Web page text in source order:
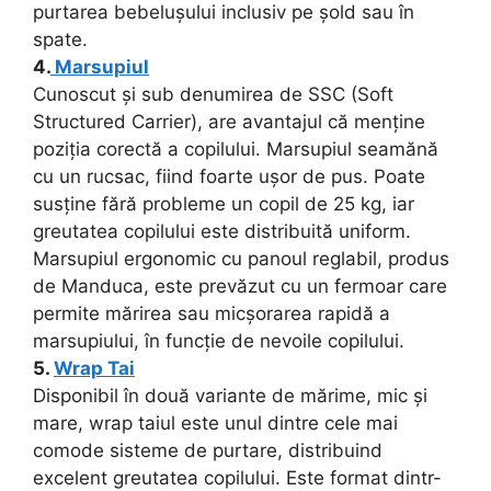
purtarea bebelușului inclusiv pe șold sau în
spate.
4. Marsupiul
Cunoscut și sub denumirea de SSC (Soft
Structured Carrier), are avantajul că menține
poziția corectă a copilului. Marsupiul seamănă
cu un rucsac, fiind foarte ușor de pus. Poate
susține fără probleme un copil de 25 kg, iar
greutatea copilului este distribuită uniform.
Marsupiul ergonomic cu panoul reglabil, produs
de Manduca, este prevăzut cu un fermoar care
permite mărirea sau micșorarea rapidă a
marsupiului, în funcție de nevoile copilului.
5. Wrap Tai
Disponibil în două variante de mărime, mic și
mare, wrap taiul este unul dintre cele mai
comode sisteme de purtare, distribuind
excelent greutatea copilului. Este format dintr-